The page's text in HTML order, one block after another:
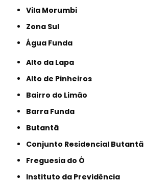
Vila Morumbi
Zona Sul
Água Funda
Alto da Lapa
Alto de Pinheiros
Bairro do Limão
Barra Funda
Butantã
Conjunto Residencial Butantã
Freguesia do Ó
Instituto da Previdência